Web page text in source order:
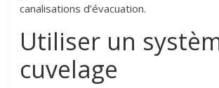
canalisations d’évacuation.
Utiliser un
cuvelage